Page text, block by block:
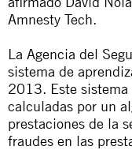
Amnesty Tech.
La Agencia del
sistema de
2013. Este sistema
calculadas por un
prestaciones de la
fraudes en las